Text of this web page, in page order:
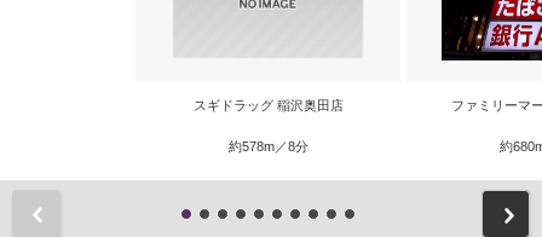
スギドラッグ 稲沢奥田店
約578m／8分
ファミリーマ
約